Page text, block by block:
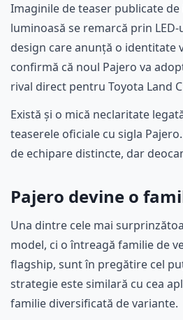
Imaginile de teaser publicate
luminoasă se remarcă prin
design care anunță o identitate
confirmă că noul Pajero va
rival direct pentru Toyota Land
Există și o mică neclaritate
teaserele oficiale cu sigla
de echipare distincte, dar
Pajero devine o
Una dintre cele mai
model, ci o întreagă familie de
flagship, sunt în pregătire cel
strategie este similară cu cea
familie diversificată de variante.